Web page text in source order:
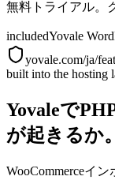
無料トライアル。
includedYovale
yovale.com/ja/
built into the hosting
Yovaleで
が起きるか。
WooCommerceイ